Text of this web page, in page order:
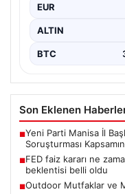
EUR
ALTIN
BTC
Son Eklenen
■Yeni Parti Manisa İl
Soruşturması
■FED faiz kararı ne
beklentisi belli oldu
■Outdoor Mutfaklar ve